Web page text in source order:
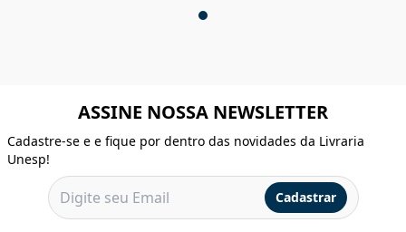
ASSINE NOSSA NEWSLETTER
Cadastre-se e e fique por dentro das novidades da Livraria
Unesp!
Cadastrar